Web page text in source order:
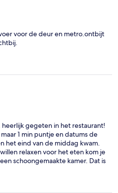
voor de deur en metro.ontbijt
gegeten in het restaurant!
1 min puntje en datums de
het eind van de middag kwam.
relaxen voor het eten kom je
schoongemaakte kamer. Dat is